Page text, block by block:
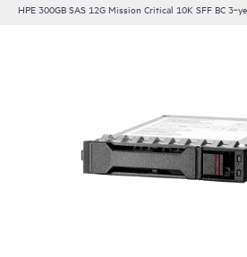
HPE 300GB SAS 12G Mission Critical 10K SFF BC